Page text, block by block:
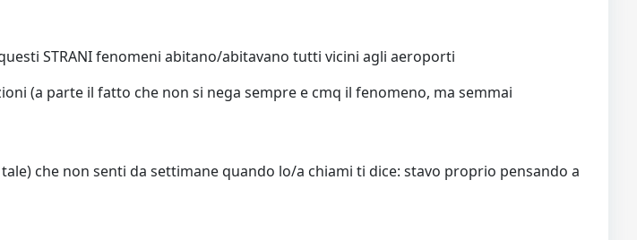
STRANI fenomeni abitano/abitavano tutti vicini agli aeroporti
(a parte il fatto che non si nega sempre e cmq il fenomeno, ma semmai
che non senti da settimane quando lo/a chiami ti dice: stavo proprio pensando a